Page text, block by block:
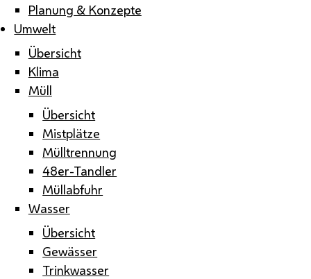
Planung & Konzepte
Umwelt
Übersicht
Klima
Müll
Übersicht
Mistplätze
Mülltrennung
48er-Tandler
Müllabfuhr
Wasser
Übersicht
Gewässer
Trinkwasser